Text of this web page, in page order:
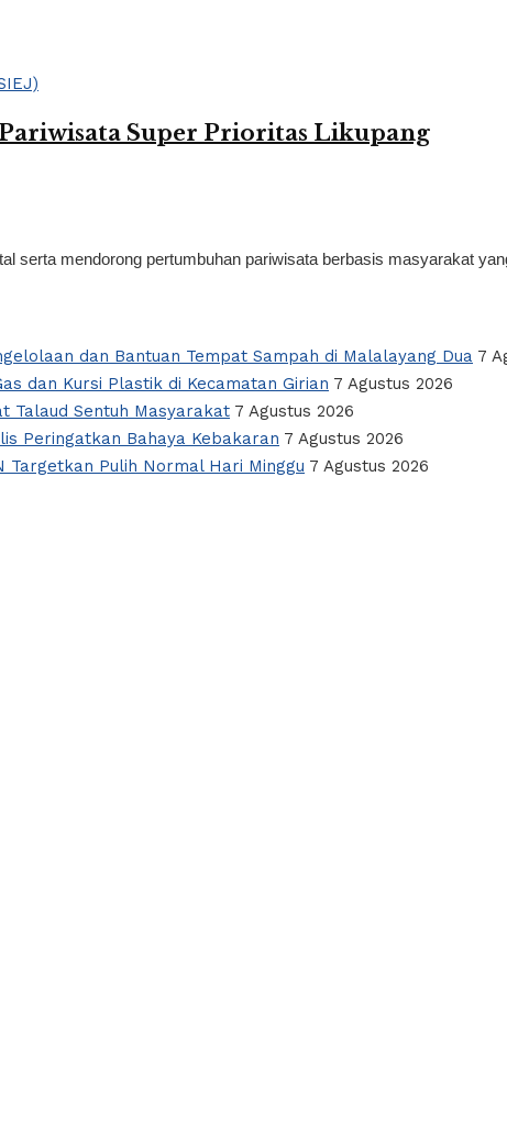
Super Prioritas Likupang
mendorong pertumbuhan pariwisata berbasis masyarakat
dan Bantuan Tempat Sampah di Malalayang Dua 7
dan Kursi Plastik di Kecamatan Girian 7 Agustus 2026
Talaud Sentuh Masyarakat 7 Agustus 2026
Peringatkan Bahaya Kebakaran 7 Agustus 2026
Targetkan Pulih Normal Hari Minggu 7 Agustus 2026